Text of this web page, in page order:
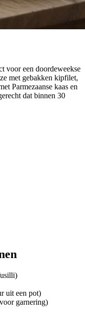
voor een doordeweekse
met gebakken kipfilet,
Parmezaanse kaas en
dat binnen 30
uit een pot)
garnering)